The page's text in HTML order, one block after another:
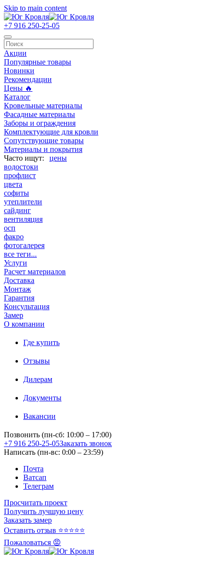
Skip to main content
+7 916 250-25-05
Акции
Популярные товары
Новинки
Рекомендации
Цены 🔥
Каталог
Кровельные материалы
Фасадные материалы
Заборы и ограждения
Комплектующие для кровли
Сопутствующие товары
Материалы и покрытия
цены
водостоки
профлист
цвета
софиты
утеплители
сайдинг
вентиляция
осп
факро
фотогалерея
все теги...
Услуги
Расчет материалов
Доставка
Монтаж
Гарантия
Консультация
Замер
О компании
Где купить
Отзывы
Дилерам
Документы
Вакансии
Позвонить (пн-сб: 10:00 – 17:00)
+7 916 250-25-05Заказать звонок
Написать (пн-вс: 0:00 – 23:59)
Почта
Ватсап
Телеграм
Просчитать проект
Получить лучшую цену
Заказать замер
Оставить отзыв ⭐⭐⭐⭐⭐
Пожаловаться 😡